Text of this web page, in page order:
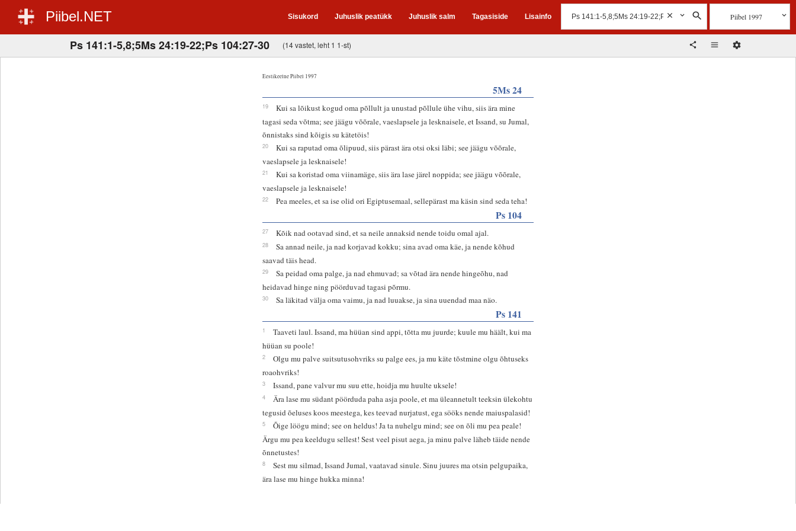
Piibel.NET Sisukord Juhuslik peatükk Juhuslik salm Tagasiside Lisainfo Piibel 1997
Ps 141:1-5,8;5Ms 24:19-22;Ps 104:27-30 (14 vastet, leht 1 1-st)
Eestikeelne Piibel 1997
5Ms 24
19
Kui sa lõikust kogud oma põllult ja unustad põllule ühe vihu, siis ära mine
tagasi seda võtma; see jäägu võõrale, vaeslapsele ja lesknaisele, et Issand, su Jumal,
õnnistaks sind kõigis su kätetöis!
20
Kui sa raputad oma õlipuud, siis pärast ära otsi oksi läbi; see jäägu võõrale,
vaeslapsele ja lesknaisele!
21
Kui sa koristad oma viinamäge, siis ära lase järel noppida; see jäägu võõrale,
vaeslapsele ja lesknaisele!
22 Pea meeles, et sa ise olid ori Egiptusemaal, sellepärast ma käsin sind seda teha!
Ps 104
27 Kõik nad ootavad sind, et sa neile annaksid nende toidu omal ajal.
28
Sa annad neile, ja nad korjavad kokku; sina avad oma käe, ja nende kõhud
saavad täis head.
29
Sa peidad oma palge, ja nad ehmuvad; sa võtad ära nende hingeõhu, nad
heidavad hinge ning pöörduvad tagasi põrmu.
30 Sa läkitad välja oma vaimu, ja nad luuakse, ja sina uuendad maa näo.
Ps 141
1
Taaveti laul. Issand, ma hüüan sind appi, tõtta mu juurde; kuule mu häält, kui ma
hüüan su poole!
2
Olgu mu palve suitsutusohvriks su palge ees, ja mu käte tõstmine olgu õhtuseks
roaohvriks!
3 Issand, pane valvur mu suu ette, hoidja mu huulte uksele!
4
Ära lase mu südant pöörduda paha asja poole, et ma üleannetult teeksin ülekohtu
tegusid õeluses koos meestega, kes teevad nurjatust, ega sööks nende maiuspalasid!
5
Õige löögu mind; see on heldus! Ja ta nuhelgu mind; see on õli mu pea peale!
Ärgu mu pea keeldugu sellest! Sest veel pisut aega, ja minu palve läheb täide nende
õnnetustes!
8
Sest mu silmad, Issand Jumal, vaatavad sinule. Sinu juures ma otsin pelgupaika,
ära lase mu hinge hukka minna!